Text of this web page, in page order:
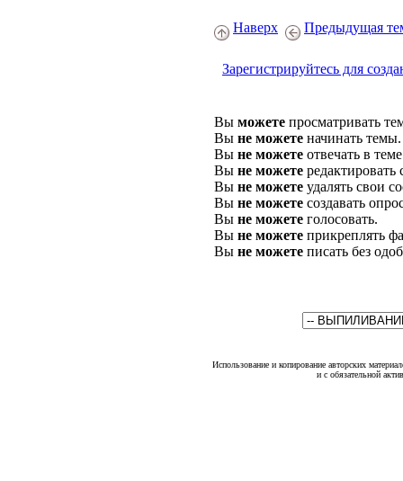
Наверх Предыдущая
Зарегистрируйтесь для
Вы можете просматривать
Вы не можете начинать темы.
Вы не можете отвечать в
Вы не можете
Вы не можете удалять свои
Вы не можете создавать
Вы не можете голосовать.
Вы не можете прикреплять
Вы не можете писать без
Использование и копирование авторских
и с обязательной